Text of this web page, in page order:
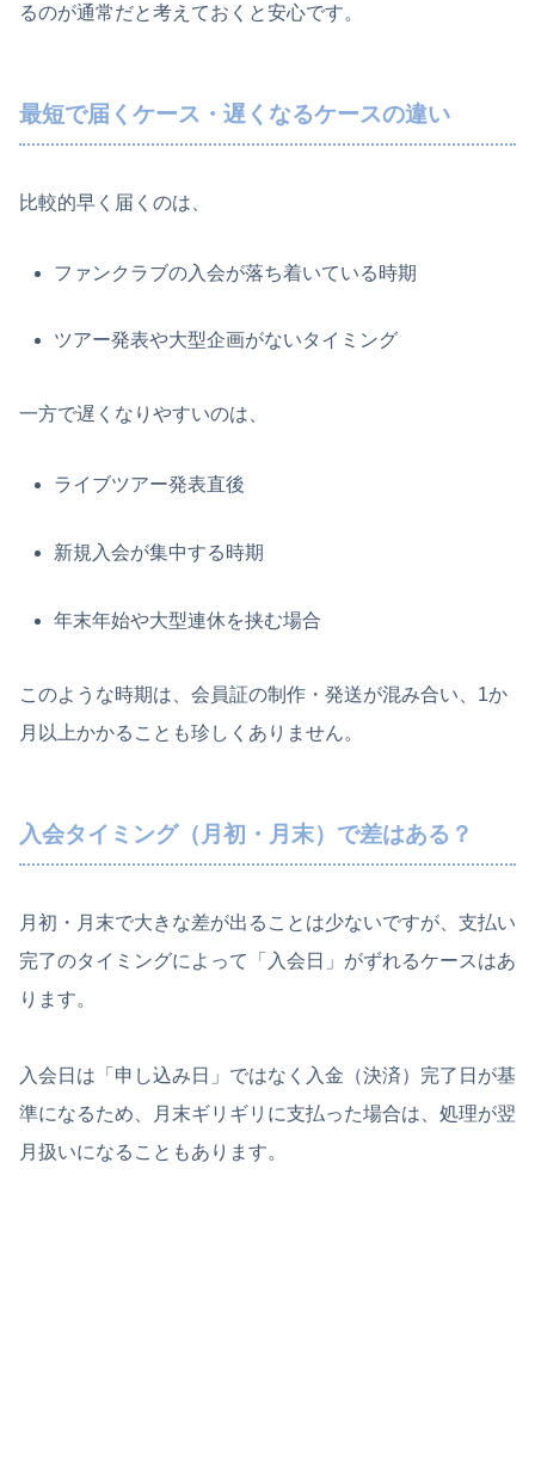
るのが通常だと考えておくと安心です。
最短で届くケース・遅くなるケースの違い
比較的早く届くのは、
ファンクラブの入会が落ち着いている時期
ツアー発表や大型企画がないタイミング
一方で遅くなりやすいのは、
ライブツアー発表直後
新規入会が集中する時期
年末年始や大型連休を挟む場合
このような時期は、会員証の制作・発送が混み合い、1か
月以上かかることも珍しくありません。
入会タイミング（月初・月末）で差はある？
月初・月末で大きな差が出ることは少ないですが、支払い
完了のタイミングによって「入会日」がずれるケースはあ
ります。
入会日は「申し込み日」ではなく入金（決済）完了日が基
準になるため、月末ギリギリに支払った場合は、処理が翌
月扱いになることもあります。